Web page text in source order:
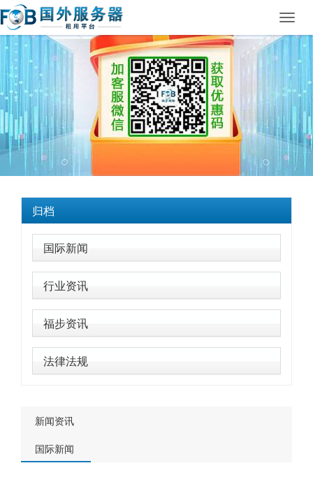
归档
国际新闻
行业资讯
福步资讯
法律法规
新闻资讯
国际新闻